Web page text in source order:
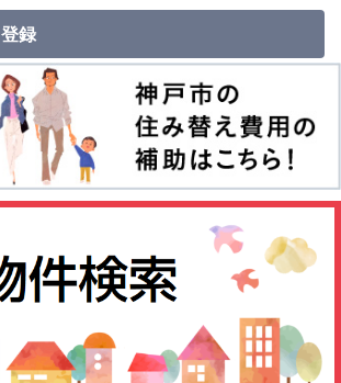
登録